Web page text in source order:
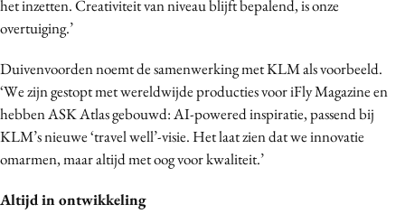
het inzetten. Creativiteit van niveau blijft bepalend, is onze
overtuiging.’
Duivenvoorden noemt de samenwerking met KLM als voorbeeld.
‘We zijn gestopt met wereldwijde producties voor iFly Magazine en
hebben ASK Atlas gebouwd: AI-powered inspiratie, passend bij
KLM’s nieuwe ‘travel well’-visie. Het laat zien dat we innovatie
omarmen, maar altijd met oog voor kwaliteit.’
Altijd in ontwikkeling